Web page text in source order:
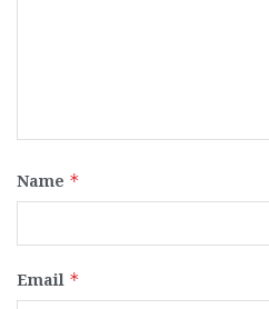
Name *
Email *